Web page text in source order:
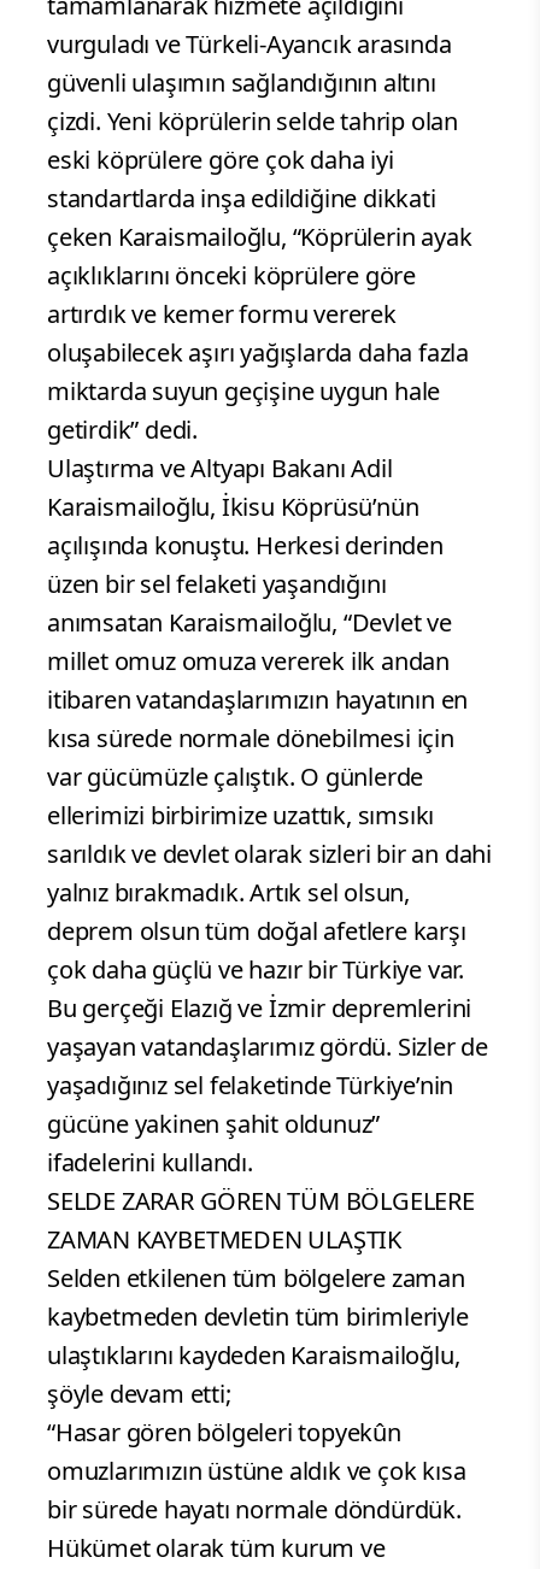
vurguladı ve Türkeli-Ayancık arasında
güvenli ulaşımın sağlandığının altını
çizdi. Yeni köprülerin selde tahrip olan
eski köprülere göre çok daha iyi
standartlarda inşa edildiğine dikkati
çeken Karaismailoğlu, “Köprülerin ayak
açıklıklarını önceki köprülere göre
artırdık ve kemer formu vererek
oluşabilecek aşırı yağışlarda daha fazla
miktarda suyun geçişine uygun hale
getirdik” dedi.
Ulaştırma ve Altyapı Bakanı Adil
Karaismailoğlu, İkisu Köprüsü’nün
açılışında konuştu. Herkesi derinden
üzen bir sel felaketi yaşandığını
anımsatan Karaismailoğlu, “Devlet ve
millet omuz omuza vererek ilk andan
itibaren vatandaşlarımızın hayatının en
kısa sürede normale dönebilmesi için
var gücümüzle çalıştık. O günlerde
ellerimizi birbirimize uzattık, sımsıkı
sarıldık ve devlet olarak sizleri bir an dahi
yalnız bırakmadık. Artık sel olsun,
deprem olsun tüm doğal afetlere karşı
çok daha güçlü ve hazır bir Türkiye var.
Bu gerçeği Elazığ ve İzmir depremlerini
yaşayan vatandaşlarımız gördü. Sizler de
yaşadığınız sel felaketinde Türkiye’nin
gücüne yakinen şahit oldunuz”
ifadelerini kullandı.
SELDE ZARAR GÖREN TÜM BÖLGELERE
ZAMAN KAYBETMEDEN ULAŞTIK
Selden etkilenen tüm bölgelere zaman
kaybetmeden devletin tüm birimleriyle
ulaştıklarını kaydeden Karaismailoğlu,
şöyle devam etti;
“Hasar gören bölgeleri topyekûn
omuzlarımızın üstüne aldık ve çok kısa
bir sürede hayatı normale döndürdük.
Hükümet olarak tüm kurum ve